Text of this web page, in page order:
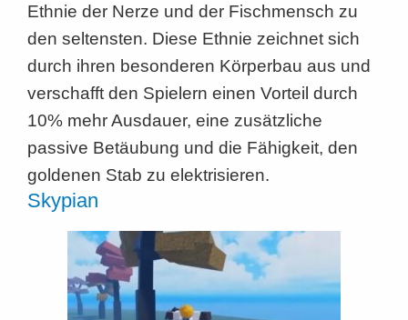
Ethnie der Nerze und der Fischmensch zu
den seltensten. Diese Ethnie zeichnet sich
durch ihren besonderen Körperbau aus und
verschafft den Spielern einen Vorteil durch
10% mehr Ausdauer, eine zusätzliche
passive Betäubung und die Fähigkeit, den
goldenen Stab zu elektrisieren.
Skypian